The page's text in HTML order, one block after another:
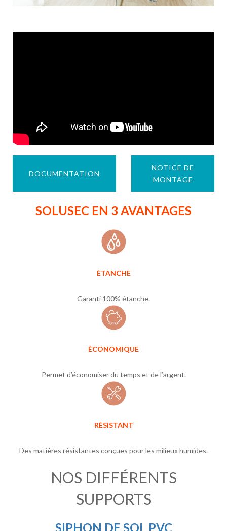
DOCUMENTATION
NOTICE DE
MONTAGE
SOLUSEC EN 3 AVANTAGES
ÉTANCHE
Garanti 100% étanche.
ÉCONOMIQUE
Permet d’économiser du temps et de l’argent.
RÉSISTANT
Des matières résistantes conçues pour les milieux humides.
NOS DIFFÉRENTS
SUPPORTS
SIPHON DE SOL PVC